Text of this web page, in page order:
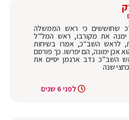
שחוששים כי ראש הממשלה
ימנה את מקורבו, ראש המל"ל
לראש השב"כ, אמרו בשיחות
אכן ימונה, הם יפרשו. כך פורסם
11'. ראש השב"כ נדב ארגמן יסיים את
שנה
לפני 6 שנים